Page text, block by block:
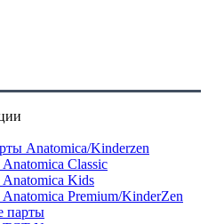
Anatomica/Kinderzen
Classic
Kids
Premium/KinderZen
парты